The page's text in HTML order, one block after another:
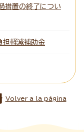
措置の終了につい
担軽減補助金
Volver a la página